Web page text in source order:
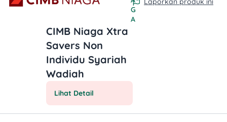
CIMB Niaga Xtra
Savers Non
Individu Syariah
Wadiah
G
A
Lihat Detail